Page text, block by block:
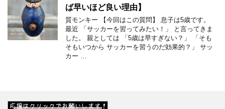
ば早いほど良い理由】
質モンキー 【今回はこの質問】 息子は5歳です。
最近 「サッカーを習ってみたい！」 と言ってきま
した。 親としては 「5歳は早すぎない？」 「そも
そもいつから サッカーを習うのだ効果的？」 サッ
カー …